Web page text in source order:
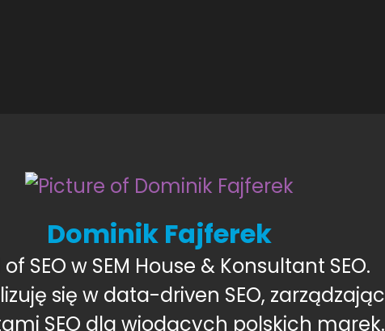
Dominik Fajferek
SEO w SEM House & Konsultant SEO.
się w data-driven SEO, zarządzając
SEO dla wiodących polskich marek.